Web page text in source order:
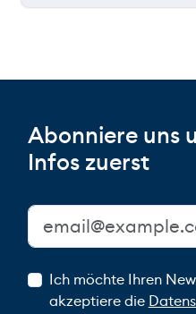
Abonniere uns
Infos zuerst
Ich möchte Ihren
akzeptiere die